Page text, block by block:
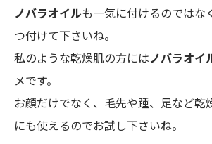
ノバラオイルも一気に付けるのではな
つ付けて下さいね。
私のような乾燥肌の方にはノバラオイ
メです。
お顔だけでなく、毛先や踵、足など乾
にも使えるのでお試し下さいね。